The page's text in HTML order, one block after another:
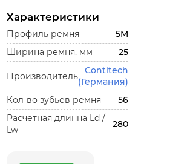
Характеристики
Профиль ремня
5M
Ширина ремня, мм
25
Производитель
Contitech
(Германия)
Кол-во зубьев ремня
56
Расчетная длинна Ld /
Lw
280